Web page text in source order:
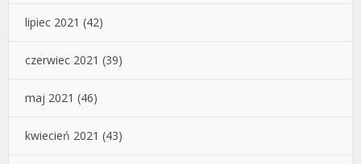
lipiec 2021 (42)
czerwiec 2021 (39)
maj 2021 (46)
kwiecień 2021 (43)